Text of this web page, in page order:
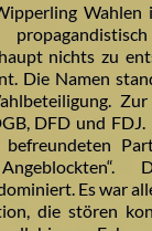
Wahlen
nichts zu
Die Namen
DFD und
Es war
die stören